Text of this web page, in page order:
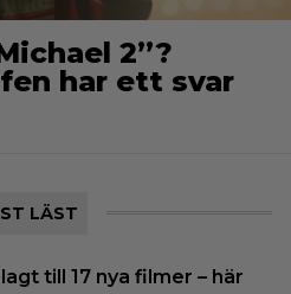
2”?
har ett svar
LÄST
till 17 nya filmer – här